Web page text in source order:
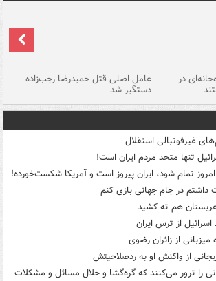
در عامل اصلی قتل حمیدرضا رجب‌زاده
دستگیر شد
غیرفوتبالی استقلال
تنها متحد مردم ایران است!
تمام شود، ایران پیروز است و آمریکا شکست‌خورده!
در جام جهانی بازی کنم
هم ته‌ کشید
از ترس ایران
از زائران رضوی
از واکنش او به ردصلاحیتش
را ترور می‌کنند که گره‌گشا و حلال مسائل و مشکلات